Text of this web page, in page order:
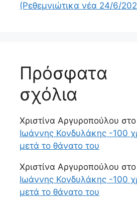
(Ρεθεμνιώτικα νέα 24/6/
Πρόσφατα
σχόλια
Χριστίνα Αργυροπούλου στο
Ιωάννης Κονδυλάκης -100
μετά το θάνατο του
Χριστίνα Αργυροπούλου στο
Ιωάννης Κονδυλάκης -100
μετά το θάνατο του